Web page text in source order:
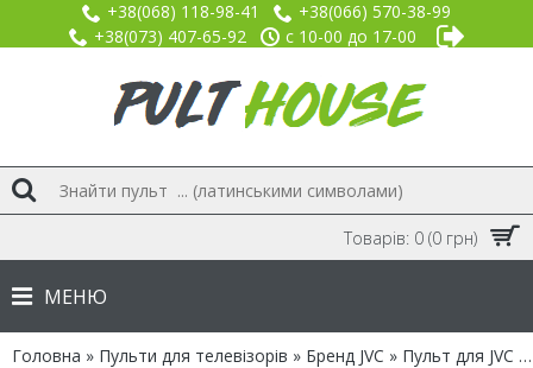
+38(068) 118-98-41
+38(066) 570-38-99
+38(073) 407-65-92
с 10-00 до 17-00
Товарів: 0 (0 грн)
МЕНЮ
Головна » Пульти для телевізорів » Бренд JVC » Пульт для JVC LT-43VAQ6100 IR без голосового пошуку